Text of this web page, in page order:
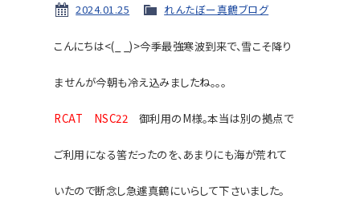
2024.01.25 れんたぼー真鶴ブログ
こんにちは<(_ _)>今季最強寒波到来で、雪こそ降り
ませんが今朝も冷え込みましたね。。。
RCAT NSC22 御利用のM様。本当は別の拠点で
ご利用になる筈だったのを、あまりにも海が荒れて
いたので断念し急遽真鶴にいらして下さいました。